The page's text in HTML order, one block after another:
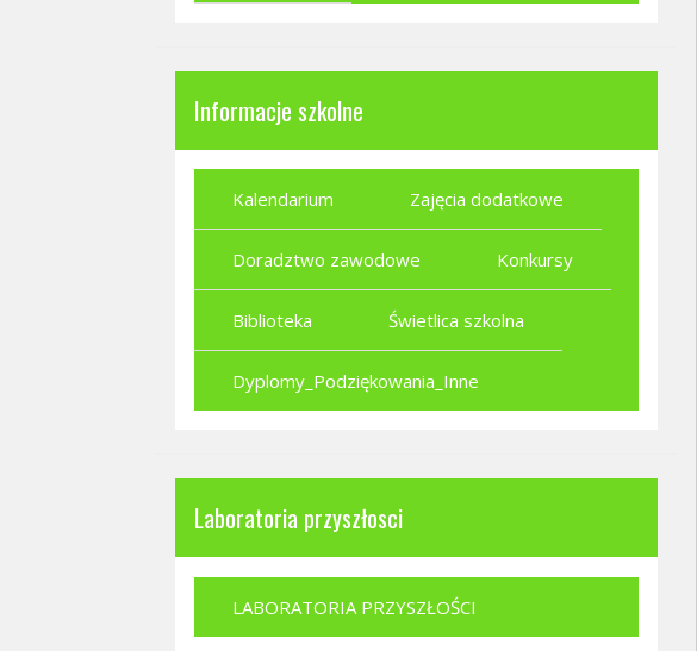
Informacje szkolne
Kalendarium Zajęcia dodatkowe
Doradztwo zawodowe Konkursy
Biblioteka Świetlica szkolna
Dyplomy_Podziękowania_Inne
Laboratoria przyszłosci
LABORATORIA PRZYSZŁOŚCI